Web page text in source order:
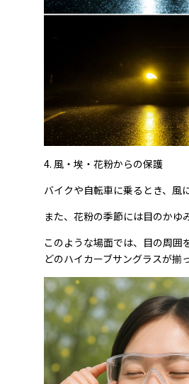
4. 風・埃・花粉からの保護
バイクや自転車に乗るとき、風
また、花粉の季節には目のかゆ
このような場面では、目の周囲
どのハイカーブサングラスが揃